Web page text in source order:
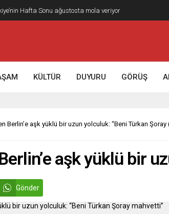
geleceği: Teknokratik kontrol mü, kolonializm mi?
KÜLTÜR DUYURU GÖRÜŞ
Berlin’e aşk yüklü bir uzun yolculuk: “Beni Türkan Şoray
aşk yüklü bir
Gönder